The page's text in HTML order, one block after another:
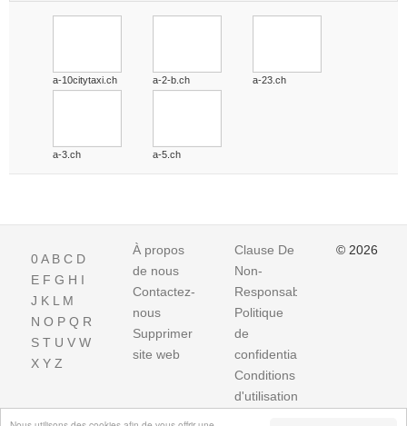
a-10citytaxi.ch a-2-b.ch a-23.ch
a-3.ch a-5.ch
0A B C D
E F G H I
J K L M
N O P Q R
S T U V W
X Y Z
À propos
de nous
Contactez-
nous
Supprimer
site web
Clause De
Non-
Responsabilite
Politique
de
confidentialité
Conditions
d'utilisation
© 2026